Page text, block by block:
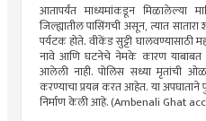
आतापर्यंत माध्यमांकडून मिळालेल्या
जिल्ह्यातील पासिंगची असून, त्यात
पर्यटक होते. वीकेंड सुट्टी घालवण्यासाठी
नावे आणि घटनेचे नेमके कारण याबाबत
आलेली नाही. पोलिस सध्या मृतांची
करण्याचा प्रयत्न करत आहेत. या अपघाताने
निर्माण केली आहे. (Ambenali Ghat